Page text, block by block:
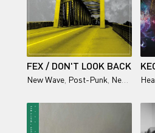
FEX / DON'T LOOK BACK
New Wave Post-Punk Neue Deutsche Welle